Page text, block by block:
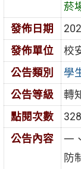
菸
發佈日期
發佈單位
校
公告類別
學
公告等級
轉
點閱次數
328
公告內容
一
防